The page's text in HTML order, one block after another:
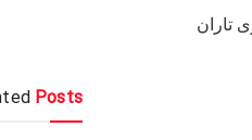
تاران
Posts